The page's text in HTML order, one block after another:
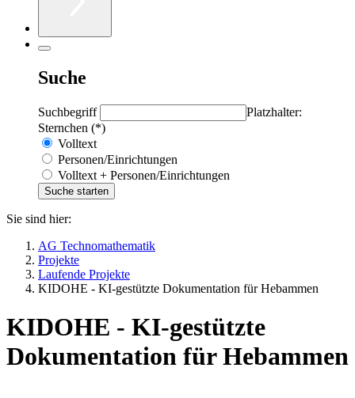
Suche
Suchbegriff
Platzhalter:
Sternchen (*)
Volltext
Personen/Einrichtungen
Volltext + Personen/Einrichtungen
Sie sind hier:
AG Technomathematik
Projekte
Laufende Projekte
KIDOHE - KI-gestützte Dokumentation für Hebammen
KIDOHE - KI-gestützte
Dokumentation für Hebammen